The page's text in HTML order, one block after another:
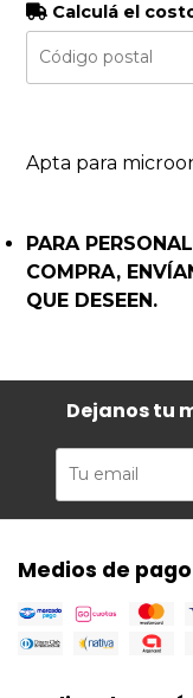
Calculá el
Apta para
PARA
COMPRA,
QUE DESEEN.
Dejanos tu
Medios de pago